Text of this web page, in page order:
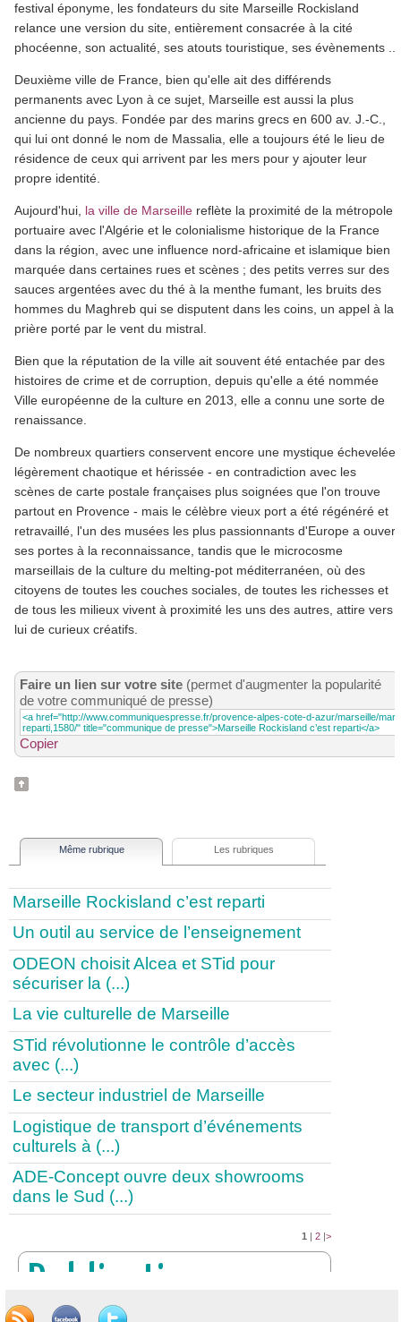
festival éponyme, les fondateurs du site Marseille Rockisland
relance une version du site, entièrement consacrée à la cité
phocéenne, son actualité, ses atouts touristique, ses évènements ...
Deuxième ville de France, bien qu'elle ait des différends
permanents avec Lyon à ce sujet, Marseille est aussi la plus
ancienne du pays. Fondée par des marins grecs en 600 av. J.-C.,
qui lui ont donné le nom de Massalia, elle a toujours été le lieu de
résidence de ceux qui arrivent par les mers pour y ajouter leur
propre identité.
Aujourd'hui, la ville de Marseille reflète la proximité de la métropole
portuaire avec l'Algérie et le colonialisme historique de la France
dans la région, avec une influence nord-africaine et islamique bien
marquée dans certaines rues et scènes ; des petits verres sur des
sauces argentées avec du thé à la menthe fumant, les bruits des
hommes du Maghreb qui se disputent dans les coins, un appel à la
prière porté par le vent du mistral.
Bien que la réputation de la ville ait souvent été entachée par des
histoires de crime et de corruption, depuis qu'elle a été nommée
Ville européenne de la culture en 2013, elle a connu une sorte de
renaissance.
De nombreux quartiers conservent encore une mystique échevelée,
légèrement chaotique et hérissée - en contradiction avec les
scènes de carte postale françaises plus soignées que l'on trouve
partout en Provence - mais le célèbre vieux port a été régénéré et
retravaillé, l'un des musées les plus passionnants d'Europe a ouvert
ses portes à la reconnaissance, tandis que le microcosme
marseillais de la culture du melting-pot méditerranéen, où des
citoyens de toutes les couches sociales, de toutes les richesses et
de tous les milieux vivent à proximité les uns des autres, attire vers
lui de curieux créatifs.
Faire un lien sur votre site (permet d'augmenter la popularité
de votre communiqué de presse)
Copier
Même rubrique Les rubriques
Marseille Rockisland c’est reparti
Un outil au service de l’enseignement
ODEON choisit Alcea et STid pour
sécuriser la (...)
La vie culturelle de Marseille
STid révolutionne le contrôle d’accès
avec (...)
Le secteur industriel de Marseille
Logistique de transport d’événements
culturels à (...)
ADE-Concept ouvre deux showrooms
dans le Sud (...)
1 |2 |>
Publication